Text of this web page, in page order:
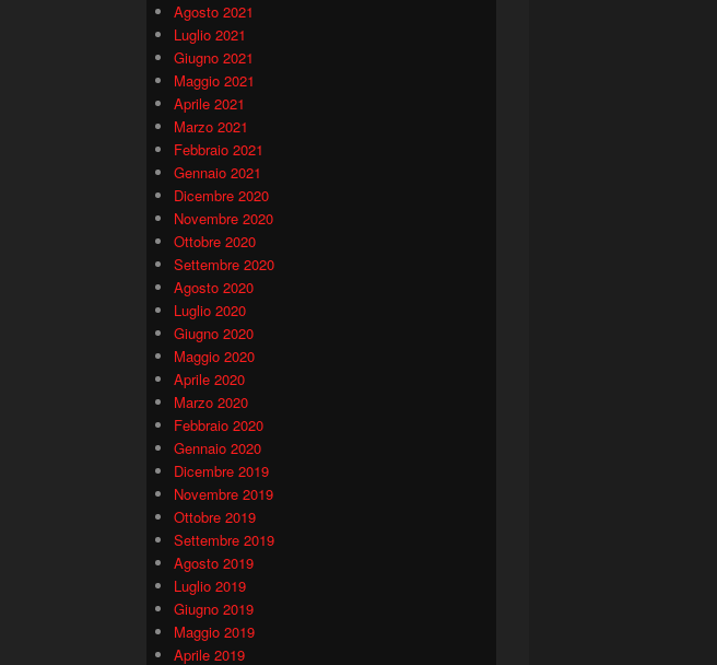
Agosto 2021
Luglio 2021
Giugno 2021
Maggio 2021
Aprile 2021
Marzo 2021
Febbraio 2021
Gennaio 2021
Dicembre 2020
Novembre 2020
Ottobre 2020
Settembre 2020
Agosto 2020
Luglio 2020
Giugno 2020
Maggio 2020
Aprile 2020
Marzo 2020
Febbraio 2020
Gennaio 2020
Dicembre 2019
Novembre 2019
Ottobre 2019
Settembre 2019
Agosto 2019
Luglio 2019
Giugno 2019
Maggio 2019
Aprile 2019